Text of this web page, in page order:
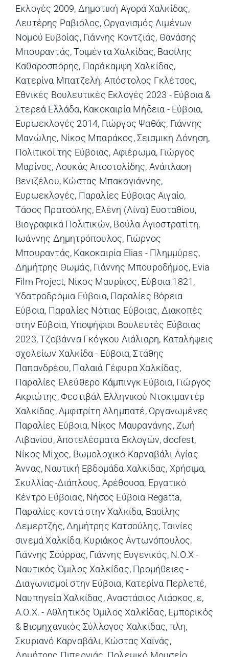
Εκλογές 2009, Δημοτική Αγορά Χαλκίδας,
Λευτέρης Ραβιόλος, Οργανισμός Λιμένων
Νομού Ευβοίας, Γιάννης Κοντζιάς, Θανάσης
Μπουραντάς,Τσιμέντα Χαλκίδας, Βασίλης
Καθαροσπόρης, Παράκαμψη Χαλκίδας,
Κατερίνα Μπατζελή, Απόστολος Γκλέτσος,
Εθνικές Βουλευτικές Εκλογές 2023 - Εύβοια &
Στερεά Ελλάδα, Κακοκαιρία Μήδεια - Εύβοια,
Ευρωεκλογές 2014, Γιώργος Ψαθάς, Γιάννης
Μανώλης, Νίκος Μπαράκος,Σεισμική Δόνηση,
Πολιτικοί της Εύβοιας, Αφιέρωμα, Γιώργος
Μαρίνος, Λουκάς Αποστολίδης, Ανάπλαση
Βενιζέλου, Κώστας Μπακογιάννης,
Ευρωεκλογές, Παραλίες Εύβοιας Αιγαίο,
Τάσος Πρατσόλης, Ελένη (Λίνα) Ευσταθίου,
Βιογραφικά Πολιτικών, Βούλα Αγιοστρατίτη,
Ιωάννης Δημητρόπουλος, Γιώργος
Μπουραντάς, Κακοκαιρία Elias - Πλημμύρες,
Δημήτρης Θωμάς, Γιάννης Μπουροδήμος, Evia
Film Project, Νίκος Μαυρίκος, Εύβοια 1821 ,
Υδατροδρόμια Εύβοια, Παραλίες Βόρεια
Εύβοια, Παραλίες Νότιας Εύβοιας, Διακοπές
στην Εύβοια, Υποψήφιοι Βουλευτές Εύβοιας
2023,Τζοβάννα Γκόγκου Λιάλιαρη, Καταλήψεις
σχολείων Χαλκίδα - Εύβοια,Στάθης
Παπανδρέου, Παλαιά Γέφυρα Χαλκίδας,
Παραλίες Ελεύθερο Κάμπινγκ Εύβοια, Γιώργος
Ακριώτης,Φεστιβάλ Ελληνικού Ντοκιμαντέρ
Χαλκίδας,Αμφιτρίτη Αλημπατέ, Οργανωμένες
Παραλίες Εύβοια, Νίκος Μαυραγάνης,Ζωή
Λιβανίου,Αποτελέσματα Εκλογών, docfest,
Νίκος Μίχος, Βωμολοχικό Καρναβάλι Αγίας
Άννας, Ναυτική Εβδομάδα Χαλκίδας, Χρήσιμα,
Σκυλλίας-Διάπλους, Αρέθουσα, Εργατικό
Κέντρο Εύβοιας, Νήσος Εύβοια Regatta,
Παραλίες κοντά στην Χαλκίδα, Βασίλης
Δεμερτζής,Δημήτρης Κατσούλης,Ταινίες
σινεμά Χαλκίδα, Κυριάκος Αντωνόπουλος,
Γιάννης Σούρρας, Γιάννης Ευγενικός, Ν.Ο.Χ -
Ναυτικός Όμιλος Χαλκίδας, Προμήθειες -
Διαγωνισμοί στην Εύβοια, Κατερίνα Περλεπέ,
Ναυπηγεία Χαλκίδας,Αναστάσιος Λιάσκος, ε,
Α.Ο.Χ. - Αθλητικός Όμιλος Χαλκίδας, Εμπορικός
& Βιομηχανικός Σύλλογος Χαλκίδας, πλη,
Σκυριανό Καρναβάλι, Κώστας Χαϊνάς,